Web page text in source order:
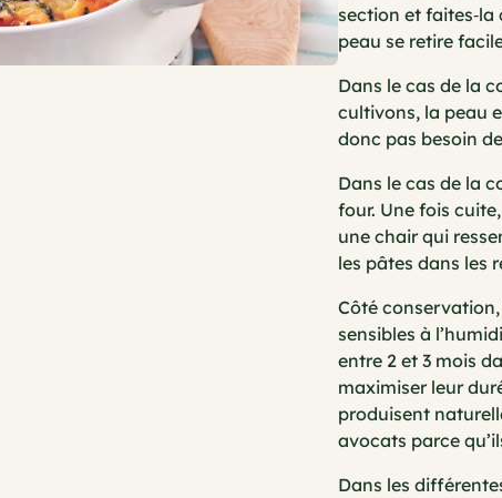
section et
peau se retire
Dans le cas de la
cultivons, la peau
donc pas besoin
Dans le cas de la
four. Une fois
une chair qui
les pâtes dans les
Côté conservation,
sensibles à
entre 2 et 3 mois
maximiser leur
produisent
avocats parce
Dans les